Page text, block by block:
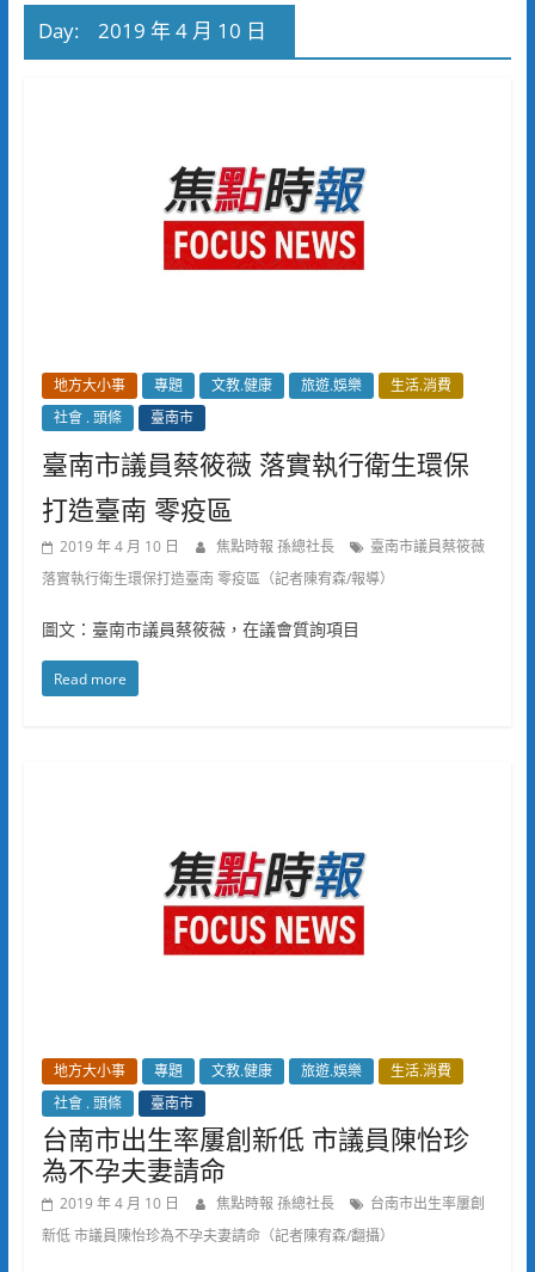
Day: 2019 年 4 月 10 日
地方大小事 專題 文教.健康 旅遊.娛樂
生活.消費
社會 . 頭條
臺南市
臺南市議員蔡筱薇 落實執行衛生環保
打造臺南 零疫區
2019 年 4 月 10 日 焦點時報 孫總社長
臺南市議員蔡筱薇
落實執行衛生環保打造臺南 零疫區（記者陳宥森/報導）
圖文：臺南市議員蔡筱薇，在議會質詢項目
Read more
地方大小事 專題 文教.健康 旅遊.娛樂
生活.消費
社會 . 頭條
臺南市
台南市出生率屢創新低 市議員陳怡珍
為不孕夫妻請命
2019 年 4 月 10 日 焦點時報 孫總社長
台南市出生率屢創
新低 市議員陳怡珍為不孕夫妻請命（記者陳宥森/翻攝）